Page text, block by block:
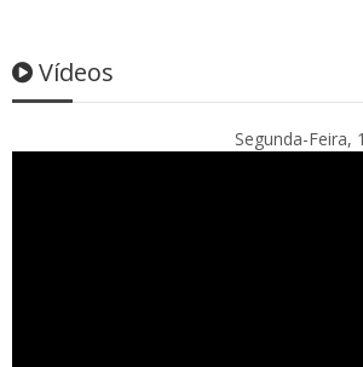
Vídeos
Segunda-Feira,